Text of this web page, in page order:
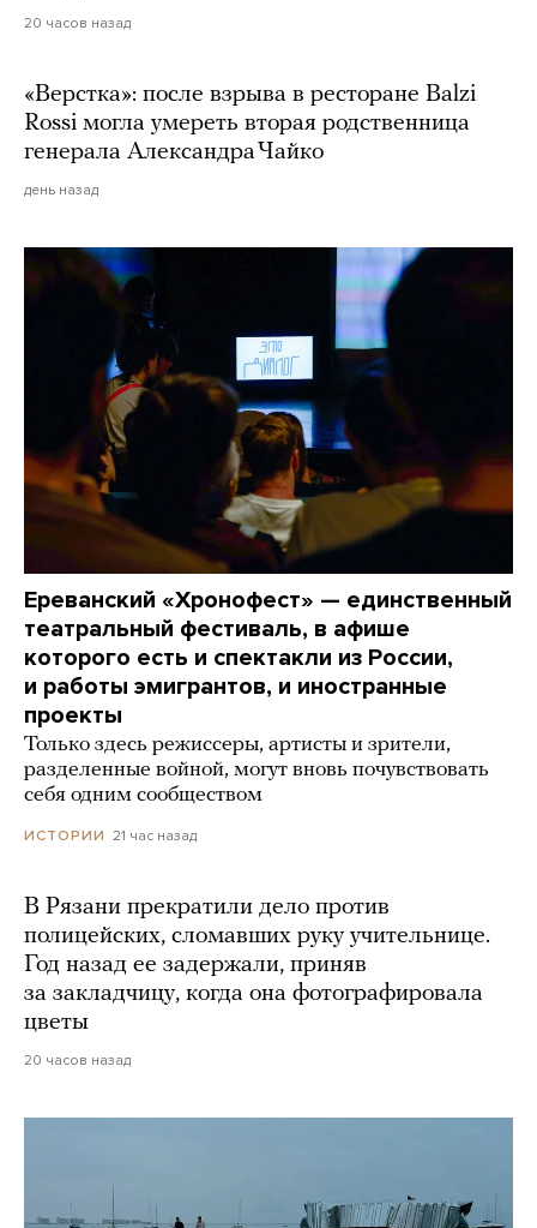
20 часов назад
«Верстка»: после взрыва в ресторане Balzi
Rossi могла умереть вторая родственница
генерала Александра Чайко
день назад
Ереванский «Хронофест» — единственный
театральный фестиваль, в афише
которого есть и спектакли из России,
и работы эмигрантов, и иностранные
проекты
Только здесь режиссеры, артисты и зрители,
разделенные войной, могут вновь почувствовать
себя одним сообществом
ИСТОРИИ 21 час назад
В Рязани прекратили дело против
полицейских, сломавших руку учительнице.
Год назад ее задержали, приняв
за закладчицу, когда она фотографировала
цветы
20 часов назад